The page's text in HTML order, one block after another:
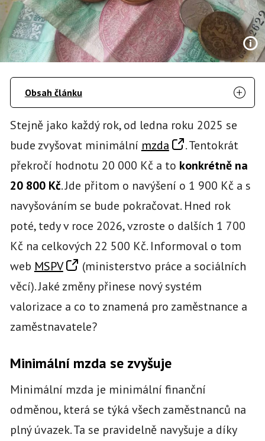
Obsah článku
Stejně jako každý rok, od ledna roku 2025 se
bude zvyšovat minimální mzda
. Tentokrát
překročí hodnotu 20 000 Kč a to konkrétně na
20 800 Kč. Jde přitom o navýšení o 1 900 Kč a s
navyšováním se bude pokračovat. Hned rok
poté, tedy v roce 2026, vzroste o dalších 1 700
Kč na celkových 22 500 Kč. Informoval o tom
web MSPV
(ministerstvo práce a sociálních
věcí). Jaké změny přinese nový systém
valorizace a co to znamená pro zaměstnance a
zaměstnavatele?
Minimální mzda se zvyšuje
Minimální mzda je minimální finanční
odměnou, která se týká všech zaměstnanců na
plný úvazek. Ta se pravidelně navyšuje a díky